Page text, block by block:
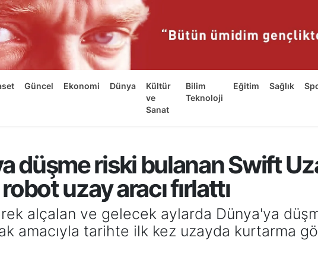
Güncel Ekonomi Dünya
Kültür
ve
Sanat
Bilim
Teknoloji
Eğitim Sağlık
düşme riski bulanan Swift
uzay aracı fırlattı
alçalan ve gelecek aylarda Dünya'ya
amacıyla tarihte ilk kez uzayda kurtarma